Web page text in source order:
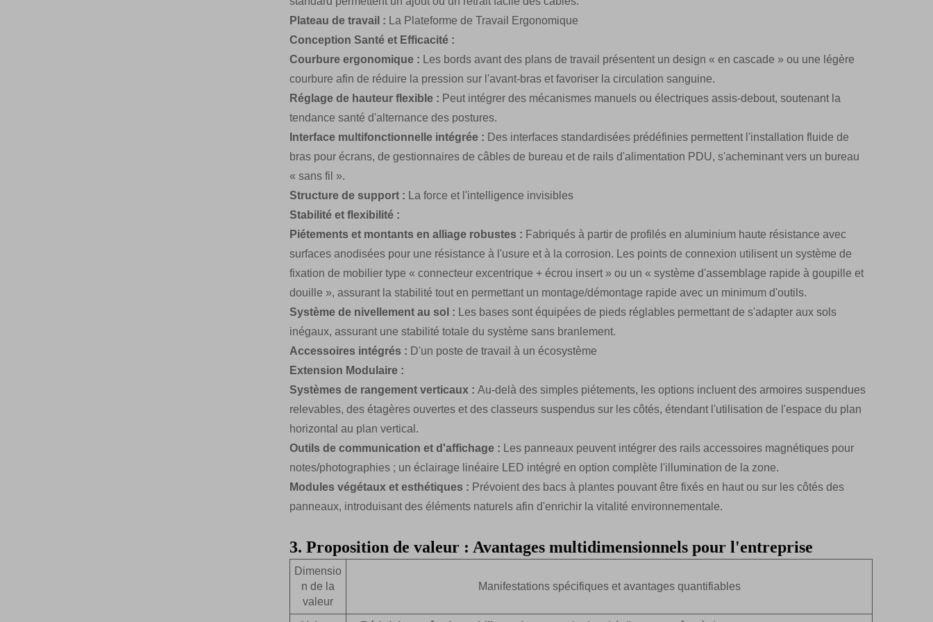
Plateau de travail :
La Plateforme de Travail Ergonomique
Conception Santé et Efficacité :
Courbure ergonomique :
Les bords avant des plans de travail présentent un design « en cascade » ou une légère
courbure afin de réduire la pression sur l'avant-bras et favoriser la circulation sanguine.
Réglage de hauteur flexible : Peut intégrer des mécanismes manuels ou électriques assis-debout, soutenant la
tendance santé d'alternance des postures.
Interface multifonctionnelle intégrée : Des interfaces standardisées prédéfinies permettent l'installation fluide de
bras pour écrans, de gestionnaires de câbles de bureau et de rails d'alimentation PDU, s'acheminant vers un bureau
« sans fil ».
Structure de support :
La force et l'intelligence invisibles
Stabilité et flexibilité :
Piétements et montants en alliage robustes : Fabriqués à partir de profilés en aluminium haute résistance avec
surfaces anodisées pour une résistance à l'usure et à la corrosion. Les points de connexion utilisent un système de
fixation de mobilier type « connecteur excentrique + écrou insert » ou un « système d'assemblage rapide à goupille et
douille », assurant la stabilité tout en permettant un montage/démontage rapide avec un minimum d'outils.
Système de nivellement au sol :
Les bases sont équipées de pieds réglables permettant de s'adapter aux sols
inégaux, assurant une stabilité totale du système sans branlement.
Accessoires intégrés : D'un poste de travail à un écosystème
Extension Modulaire :
Systèmes de rangement verticaux : Au-delà des simples piétements, les options incluent des armoires suspendues
relevables, des étagères ouvertes et des classeurs suspendus sur les côtés, étendant l'utilisation de l'espace du plan
horizontal au plan vertical.
Outils de communication et d'affichage :
Les panneaux peuvent intégrer des rails accessoires magnétiques pour
notes/photographies ; un éclairage linéaire LED intégré en option complète l'illumination de la zone.
Modules végétaux et esthétiques : Prévoient des bacs à plantes pouvant être fixés en haut ou sur les côtés des
panneaux, introduisant des éléments naturels afin d'enrichir la vitalité environnementale.
3. Proposition de valeur : Avantages multidimensionnels pour l'entreprise
Dimensio
n de la
valeur
Manifestations spécifiques et avantages quantifiables